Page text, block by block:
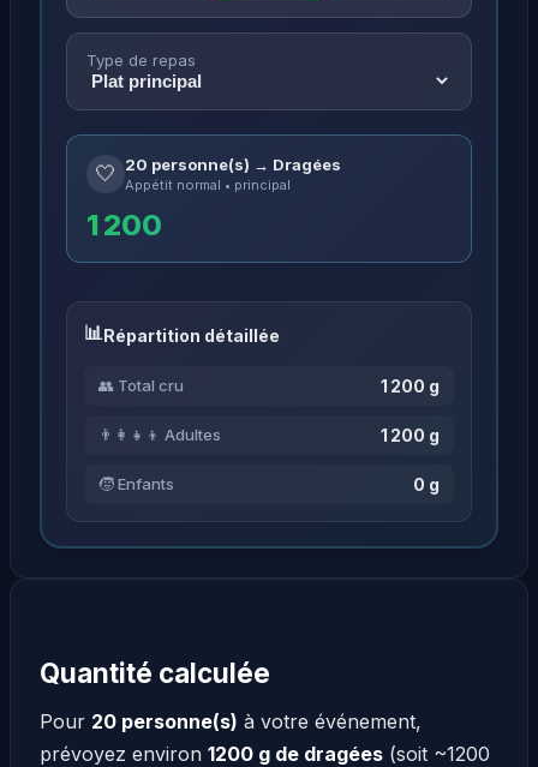
Type de repas
🤍 20 personne(s) → Dragées
Appétit normal • principal
1 200
Répartition détaillée
👥 Total cru 1 200 g
👨‍👩‍👧‍👦 Adultes 1 200 g
🧒 Enfants 0 g
Quantité calculée
Pour 20 personne(s) à votre événement,
prévoyez environ 1200 g de dragées (soit ~1200